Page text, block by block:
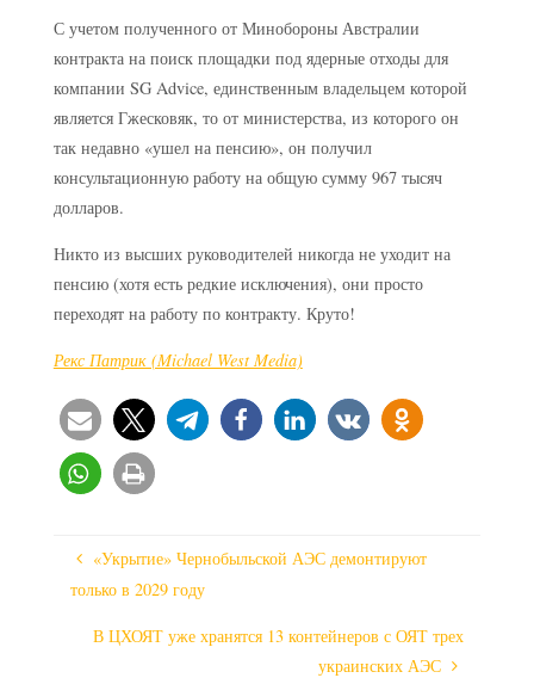
С учетом полученного от Минобороны Австралии
контракта на поиск площадки под ядерные отходы для
компании SG Advice, единственным владельцем которой
является Гжесковяк, то от министерства, из которого он
так недавно «ушел на пенсию», он получил
консультационную работу на общую сумму 967 тысяч
долларов.
Никто из высших руководителей никогда не уходит на
пенсию (хотя есть редкие исключения), они просто
переходят на работу по контракту. Круто!
Рекс Патрик (Michael West Media)
«Укрытие» Чернобыльской АЭС демонтируют
только в 2029 году
В ЦХОЯТ уже хранятся 13 контейнеров с ОЯТ трех
украинских АЭС